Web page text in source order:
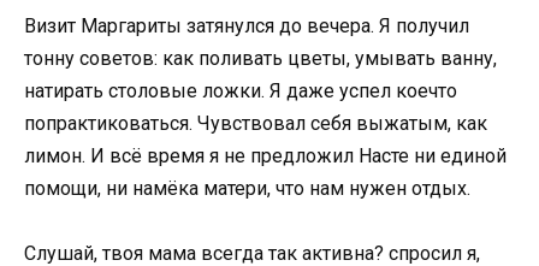
Визит Маргариты затянулся до вечера. Я получил
тонну советов: как поливать цветы, умывать ванну,
натирать столовые ложки. Я даже успел коечто
попрактиковаться. Чувствовал себя выжатым, как
лимон. И всё время я не предложил Насте ни единой
помощи, ни намёка матери, что нам нужен отдых.
Слушай, твоя мама всегда так активна? спросил я,